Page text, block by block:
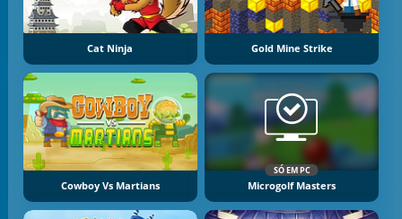
Cat Ninja Gold Mine Strike
Cowboy Vs Martians
SÓ EM PC
Microgolf Masters